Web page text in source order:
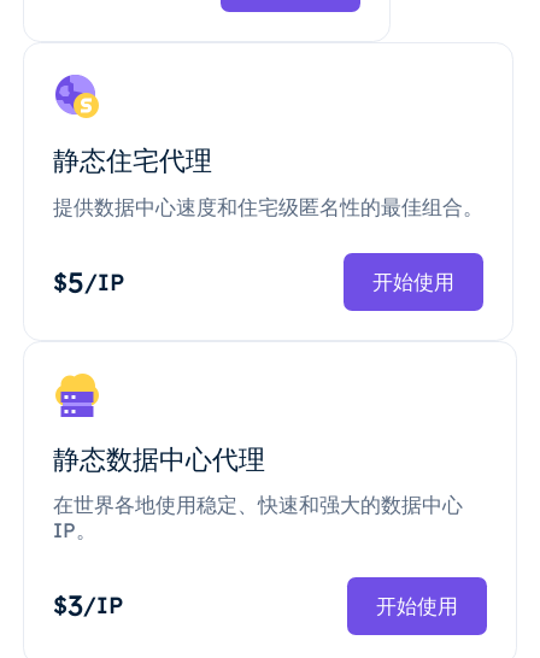
静态住宅代理
提供数据中心速度和住宅级匿名性的最佳组合。
$5/IP 开始使用
静态数据中心代理
在世界各地使用稳定、快速和强大的数据中心
IP。
$3/IP 开始使用